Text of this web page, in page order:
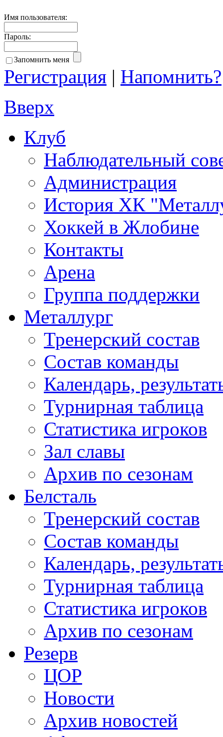
Имя пользователя:
Пароль:
Запомнить меня
Регистрация | Напомнить?
Вверх
Клуб
Наблюдательный
Администрация
История ХК
Хоккей в Жлобине
Контакты
Арена
Группа поддержки
Металлург
Тренерский состав
Состав команды
Календарь,
Турнирная таблица
Статистика игроков
Зал славы
Архив по сезонам
Белсталь
Тренерский состав
Состав команды
Календарь,
Турнирная таблица
Статистика игроков
Архив по сезонам
Резерв
ЦОР
Новости
Архив новостей